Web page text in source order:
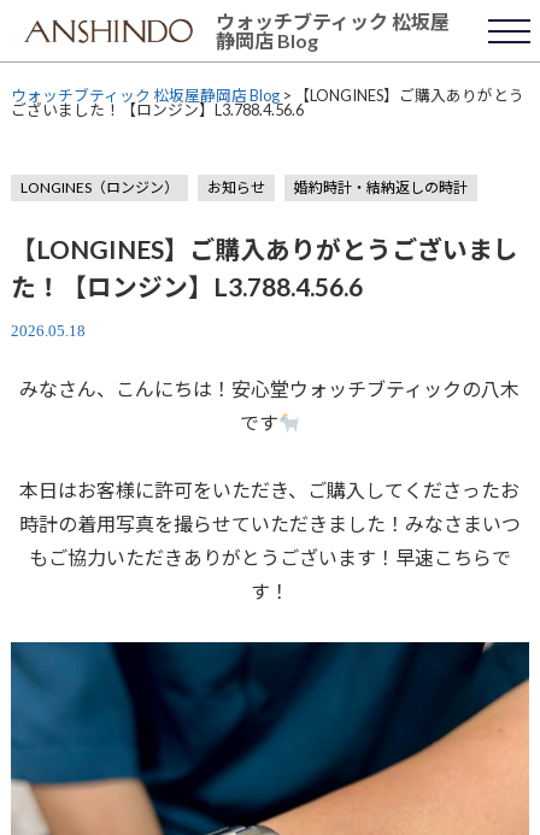
content
ウォッチブティック 松坂屋
静岡店 Blog
ウォッチブティック 松坂屋静岡店 Blog> 【LONGINES】ご購入ありがとう
ございました！【ロンジン】L3.788.4.56.6
LONGINES（ロンジン） お知らせ 婚約時計・結納返しの時計
【LONGINES】ご購入ありがとうございまし
た！【ロンジン】L3.788.4.56.6
2026.05.18
みなさん、こんにちは！安心堂ウォッチブティックの八木
です
本日はお客様に許可をいただき、ご購入してくださったお
時計の着用写真を撮らせていただきました！みなさまいつ
もご協力いただきありがとうございます！早速こちらで
す！